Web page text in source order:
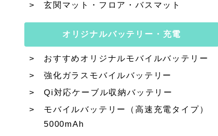
玄関マット・フロア・バスマット
オリジナルバッテリー・充電
おすすめオリジナルモバイルバッテリー
強化ガラスモバイルバッテリー
Qi対応ケーブル収納バッテリー
モバイルバッテリー（高速充電タイプ）
5000mAh